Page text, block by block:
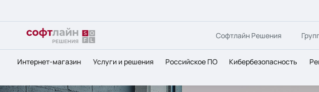
Софтлайн Решения
Интернет-магазин Услуги и решения Российское ПО Кибербезопасность